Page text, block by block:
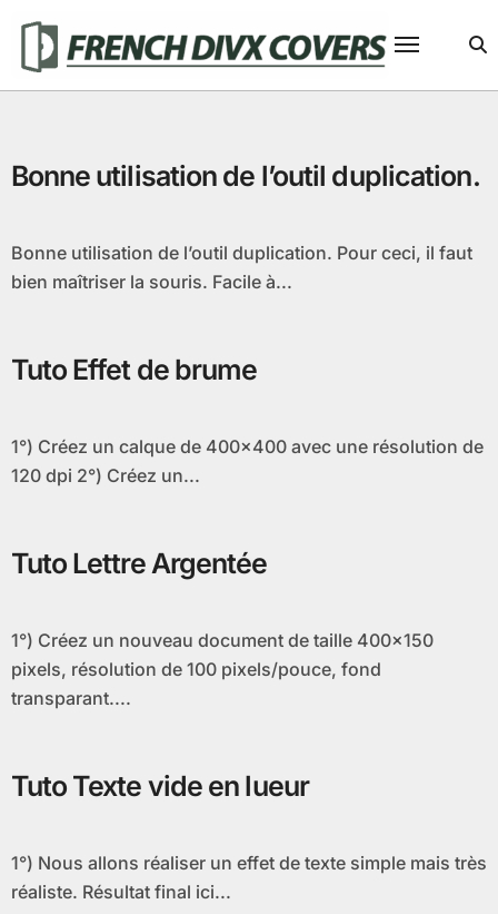
contenu
Bonne utilisation de l’outil duplication.
Bonne utilisation de l’outil duplication. Pour ceci, il faut
bien maîtriser la souris. Facile à...
Tuto Effet de brume
1°) Créez un calque de 400×400 avec une résolution de
120 dpi 2°) Créez un...
Tuto Lettre Argentée
1°) Créez un nouveau document de taille 400×150
pixels, résolution de 100 pixels/pouce, fond
transparant....
Tuto Texte vide en lueur
1°) Nous allons réaliser un effet de texte simple mais très
réaliste. Résultat final ici...